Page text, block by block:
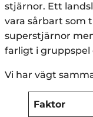
stjärnor. Ett
vara sårbart som
superstjärnor
farligt i gruppspel
Vi har vägt
Faktor